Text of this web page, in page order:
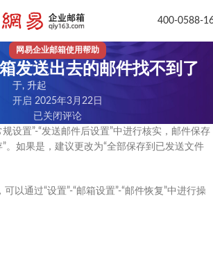
400-0588-
网易企业邮箱使用帮助
发送出去的邮件找不到了
于, 升起
开启 2025年3月22日
已关闭评论
规设置”-“发送邮件后设置”中进行核实，邮件保存
。如果是，建议更改为“全部保存到已发送文件
以通过“设置”-“邮箱设置”-“邮件恢复”中进行操